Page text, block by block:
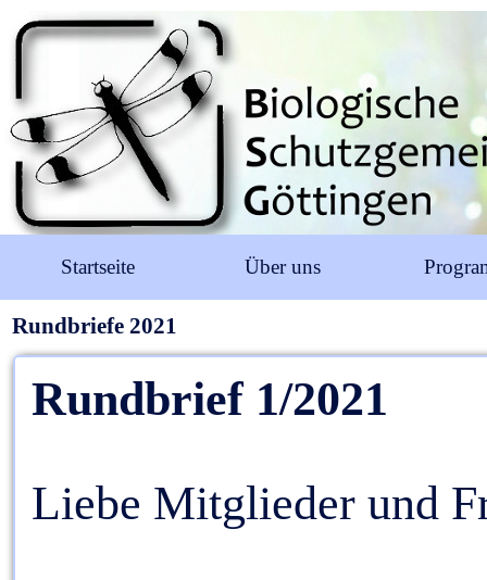
Startseite Über uns
Rundbriefe 2021
Rundbrief 1/2021
Liebe Mitglieder und